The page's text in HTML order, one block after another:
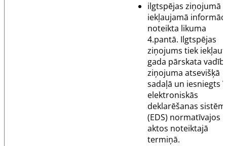
ilgtspējas ziņojumā
iekļaujamā
noteikta likuma
4.pantā. Ilgtspējas
ziņojums tiek
gada pārskata
ziņojuma atsevišķā
sadaļā un iesniegts
elektroniskās
deklarēšanas
(EDS) normatīvajos
aktos noteiktajā
termiņā.